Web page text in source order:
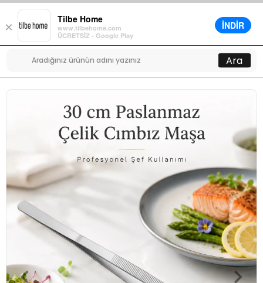
×
Tilbe Home
www.tilbehome.com
ÜCRETSİZ - Google Play
İNDİR
Menü
0
Ara